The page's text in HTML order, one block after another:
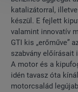
katalizátorral,
készül. E fejlett
valamint innovatív
GTI kis „erőműve”
szabvány előírásait
A motor és a
idén tavasz óta
motorcsalád